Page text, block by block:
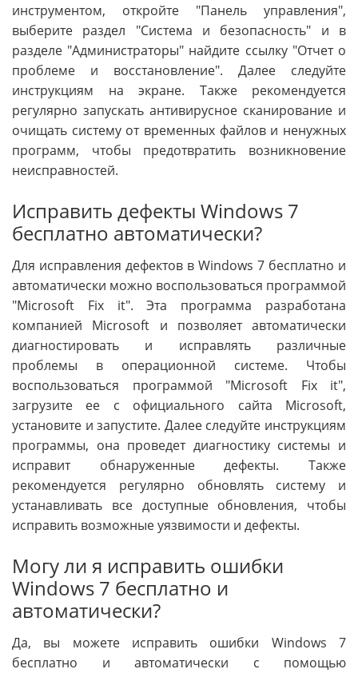
инструментом, откройте "Панель управления",
выберите раздел "Система и безопасность" и в
разделе "Администраторы" найдите ссылку "Отчет о
проблеме и восстановление". Далее следуйте
инструкциям на экране. Также рекомендуется
регулярно запускать антивирусное сканирование и
очищать систему от временных файлов и ненужных
программ, чтобы предотвратить возникновение
неисправностей.
Исправить дефекты Windows 7
бесплатно автоматически?
Для исправления дефектов в Windows 7 бесплатно и
автоматически можно воспользоваться программой
"Microsoft Fix it". Эта программа разработана
компанией Microsoft и позволяет автоматически
диагностировать и исправлять различные
проблемы в операционной системе. Чтобы
воспользоваться программой "Microsoft Fix it",
загрузите ее с официального сайта Microsoft,
установите и запустите. Далее следуйте инструкциям
программы, она проведет диагностику системы и
исправит обнаруженные дефекты. Также
рекомендуется регулярно обновлять систему и
устанавливать все доступные обновления, чтобы
исправить возможные уязвимости и дефекты.
Могу ли я исправить ошибки
Windows 7 бесплатно и
автоматически?
Да, вы можете исправить ошибки Windows 7
бесплатно и автоматически с помощью